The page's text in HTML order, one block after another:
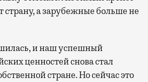
страну, а зарубежные больше не
и наш успешный
ценностей снова стал
стране. Но сейчас это